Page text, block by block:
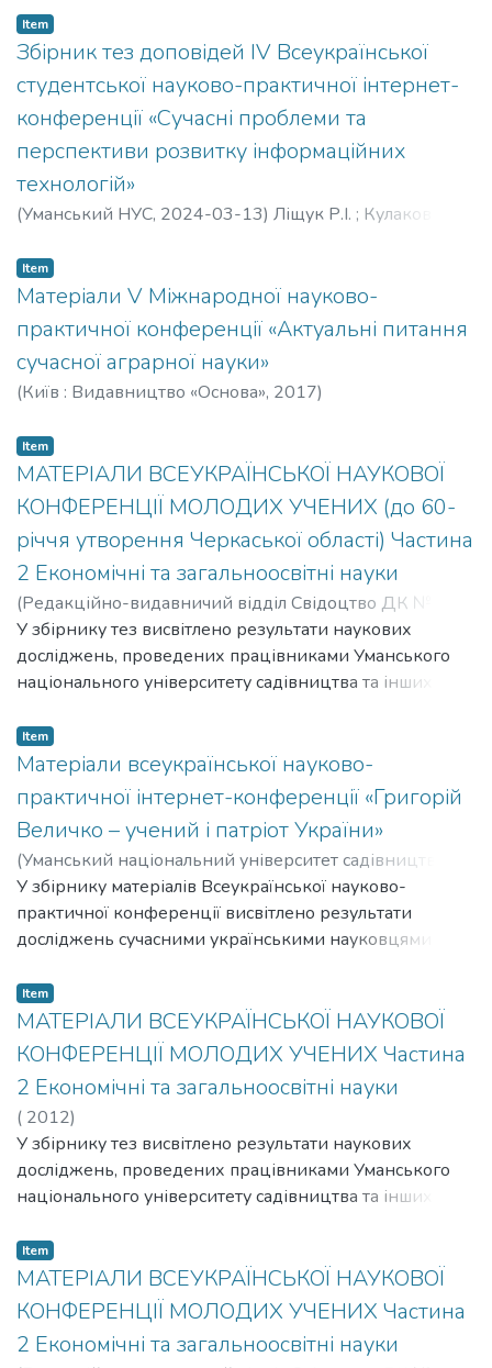
Item
Збірник тез доповідей ІV Всеукраїнської
студентської науково-практичної інтернет-
конференції «Сучасні проблеми та
перспективи розвитку інформаційних
технологій»
(Уманський НУС, 2024-03-13) Ліщук Р.І. ; Кулаков П.І.
Item
Матеріали V Міжнародної науково-
практичної конференції «Актуальні питання
сучасної аграрної науки»
(Київ : Видавництво «Основа», 2017)
Item
МАТЕРІАЛИ ВСЕУКРАЇНСЬКОЇ НАУКОВОЇ
КОНФЕРЕНЦІЇ МОЛОДИХ УЧЕНИХ (до 60-
річчя утворення Черкаської області) Частина
2 Економічні та загальноосвітні науки
(Редакційно-видавничий відділ Свідоцтво ДК №
2499 від 18.05.2006 р. Уманського державного
аграрного університету вул. Інтернаціональна 2, м.
Умань, Черкаська обл., 20305,2013)
У збірнику тез висвітлено результати наукових
досліджень, проведених працівниками Уманського
національного університету садівництва та інших
України та науково-дослідних установ УААН.
Item
Матеріали всеукраїнської науково-
практичної інтернет-конференції «Григорій
Величко – учений і патріот України»
(Уманський національний університет садівництва,
2024,2024-10-22)Колектив авторів
У збірнику матеріалів Всеукраїнської науково-
практичної конференції висвітлено результати
досліджень сучасними українськими науковцями
першого українця – доктора географії Григорія
Величка, а також їхній доробок у сфері географії та
суміжних наук. Видання може бути корисним для
викладачів закладів вищої освіти, вчителів, студентів.
Item
МАТЕРІАЛИ ВСЕУКРАЇНСЬКОЇ НАУКОВОЇ
КОНФЕРЕНЦІЇ МОЛОДИХ УЧЕНИХ Частина
2 Економічні та загальноосвітні науки
( 2012)
У збірнику тез висвітлено результати наукових
досліджень, проведених працівниками Уманського
національного університету садівництва та інших
України та науково-дослідних установ УААН.
Item
МАТЕРІАЛИ ВСЕУКРАЇНСЬКОЇ НАУКОВОЇ
КОНФЕРЕНЦІЇ МОЛОДИХ УЧЕНИХ Частина
2 Економічні та загальноосвітні науки